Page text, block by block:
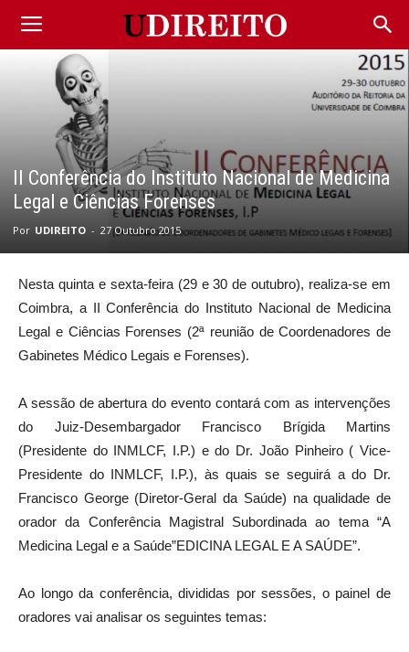
II Conferência do Instituto Nacional de Medicina
Legal e Ciências Forenses
Por UDIREITO - 27 Outubro 2015
Nesta quinta e sexta-feira (29 e 30 de outubro), realiza-se em
Coimbra, a II Conferência do Instituto Nacional de Medicina
Legal e Ciências Forenses (2ª reunião de Coordenadores de
Gabinetes Médico Legais e Forenses).
A sessão de abertura do evento contará com as intervenções
do Juiz-Desembargador Francisco Brígida Martins
(Presidente do INMLCF, I.P.) e do Dr. João Pinheiro ( Vice-
Presidente do INMLCF, I.P.), às quais se seguirá a do Dr.
Francisco George (Diretor-Geral da Saúde) na qualidade de
orador da Conferência Magistral Subordinada ao tema “A
Medicina Legal e a Saúde”EDICINA LEGAL E A SAÚDE”.
Ao longo da conferência, divididas por sessões, o painel de
oradores vai analisar os seguintes temas: